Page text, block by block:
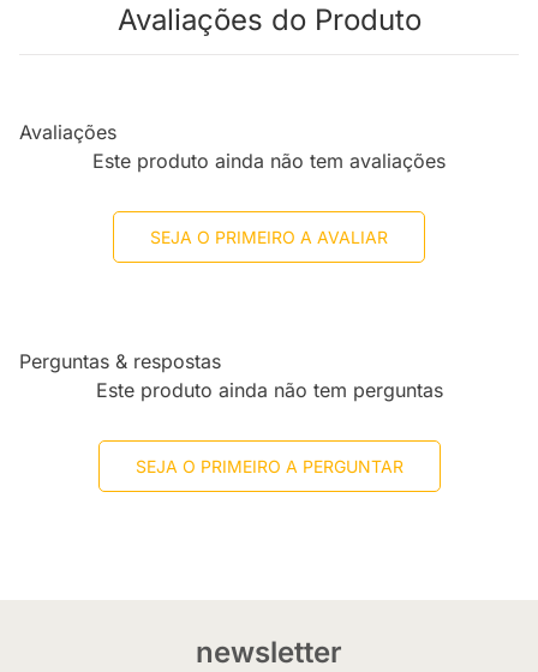
Avaliações do Produto
Avaliações
Este produto ainda não tem avaliações
SEJA O PRIMEIRO A AVALIAR
Perguntas & respostas
Este produto ainda não tem perguntas
SEJA O PRIMEIRO A PERGUNTAR
newsletter